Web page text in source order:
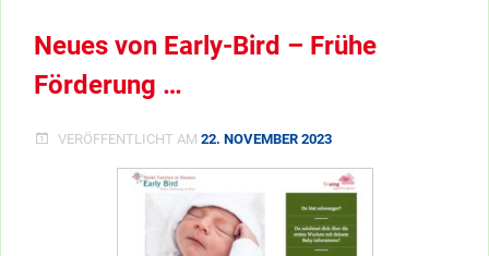
Neues von Early-Bird – Frühe
Förderung …
VERÖFFENTLICHT AM 22. NOVEMBER 2023